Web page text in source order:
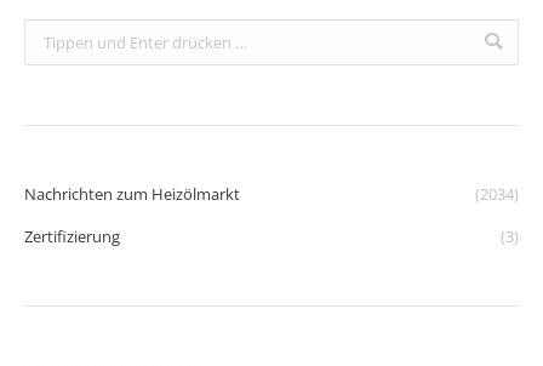
Search:
Nachrichten zum Heizölmarkt
(2034)
Zertifizierung
(3)